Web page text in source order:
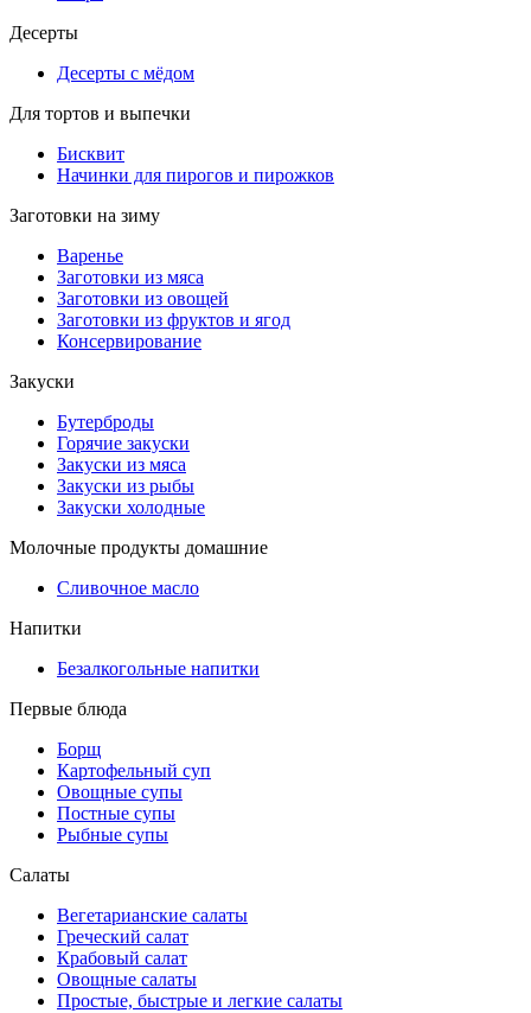
Десерты
Десерты с мёдом
Для тортов и выпечки
Бисквит
Начинки для пирогов и пирожков
Заготовки на зиму
Варенье
Заготовки из мяса
Заготовки из овощей
Заготовки из фруктов и ягод
Консервирование
Закуски
Бутерброды
Горячие закуски
Закуски из мяса
Закуски из рыбы
Закуски холодные
Молочные продукты домашние
Сливочное масло
Напитки
Безалкогольные напитки
Первые блюда
Борщ
Картофельный суп
Овощные супы
Постные супы
Рыбные супы
Салаты
Вегетарианские салаты
Греческий салат
Крабовый салат
Овощные салаты
Простые, быстрые и легкие салаты